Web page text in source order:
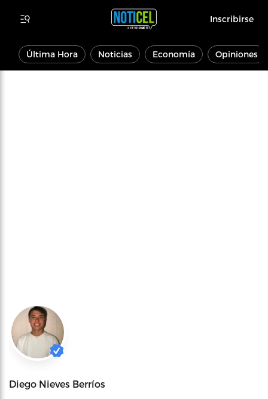
Inscribirse
Última Hora Noticias Economía Opiniones
Diego Nieves Berríos